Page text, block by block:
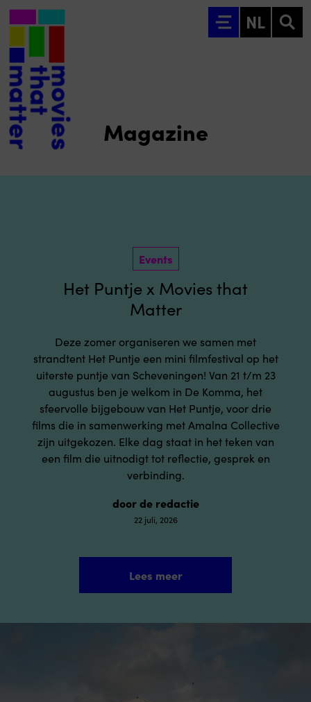
Ga naar hoofdinhoud
NL
Magazine
Events
Het Puntje x Movies that
Matter
Deze zomer organiseren we samen met
strandtent Het Puntje een mini filmfestival op het
uiterste puntje van Scheveningen! Van 21 t/m 23
augustus ben je welkom in De Komma, het
sfeervolle bijgebouw van Het Puntje, voor drie
films die in samenwerking met Amalna Collective
zijn uitgekozen. Elke dag staat in het teken van
een film die uitnodigt tot reflectie, gesprek en
verbinding.
door de redactie
22 juli, 2026
Lees meer